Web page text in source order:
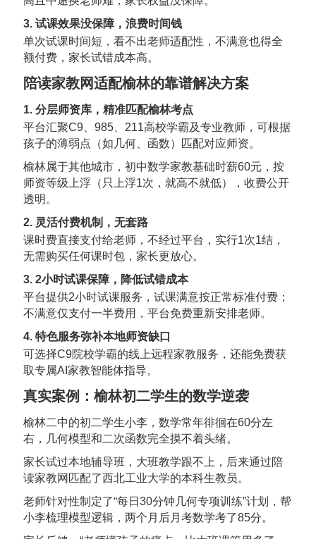
3. 试课效果没保障，浪费时间钱
单次试课时间短，看不出老师适配性，不满意也得全
额付费，家长试错成本高。
陪读家教网适配榆林的靠谱解决方案
1. 分层师资库，精准匹配榆林考点
平台汇聚C9、985、211高校学霸及专业教师，可根据
孩子的薄弱点（如几何、函数）匹配对应师资。
榆林属于其他城市，初中数学家教基础时薪60元，按
师资等级上浮（只上浮1次，就高不就低），收费公开
透明。
2. 灵活付费机制，无套路
课时费直接支付给老师，不经过平台，实行1次1结，
无需购买任何课时包，家长更放心。
3. 2小时试课保障，降低试错成本
平台提供2小时试课服务，试课满意按正常标准付费；
不满意仅支付一半费用，平台免费重新安排老师。
4. 特色服务弥补本地师资缺口
可选择C9院校学霸的线上远程家教服务，还能免费获
取专属AI家教智能体指导。
真实案例：榆林初二学生的数学逆袭
榆林二中的初二学生小李，数学常年徘徊在60分左
右，几何模型和二次函数完全摸不着头绪。
家长试过本地辅导班，大班教学跟不上，后来通过陪
读家教网匹配了西北工业大学的本科生教员。
老师针对性制定了“每日30分钟几何专项训练”计划，帮
小李梳理模型逻辑，两个月后月考数学考了85分。